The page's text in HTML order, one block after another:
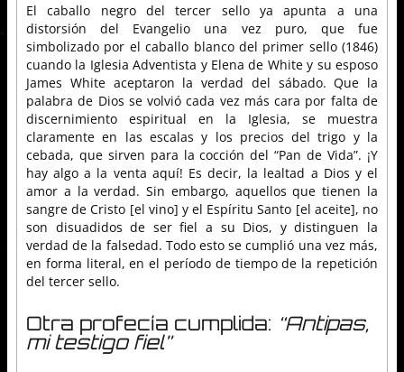
El caballo negro del tercer sello ya apunta a una
distorsión del Evangelio una vez puro, que fue
simbolizado por el caballo blanco del primer sello (1846)
cuando la Iglesia Adventista y Elena de White y su esposo
James White aceptaron la verdad del sábado. Que la
palabra de Dios se volvió cada vez más cara por falta de
discernimiento espiritual en la Iglesia, se muestra
claramente en las escalas y los precios del trigo y la
cebada, que sirven para la cocción del “Pan de Vida”. ¡Y
hay algo a la venta aquí! Es decir, la lealtad a Dios y el
amor a la verdad. Sin embargo, aquellos que tienen la
sangre de Cristo [el vino] y el Espíritu Santo [el aceite], no
son disuadidos de ser fiel a su Dios, y distinguen la
verdad de la falsedad. Todo esto se cumplió una vez más,
en forma literal, en el período de tiempo de la repetición
del tercer sello.
Otra profecía cumplida: “Antipas,
mi testigo fiel”